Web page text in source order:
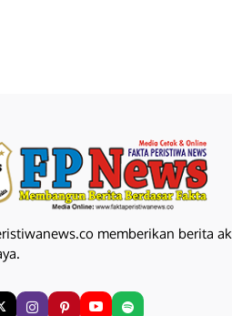
memberikan berita